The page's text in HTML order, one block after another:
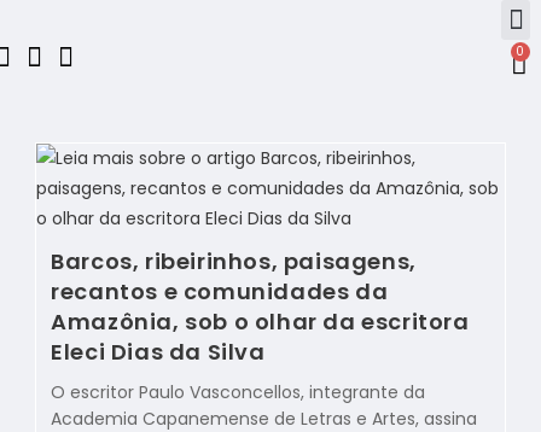
0
Barcos, ribeirinhos, paisagens,
recantos e comunidades da
Amazônia, sob o olhar da escritora
Eleci Dias da Silva
O escritor Paulo Vasconcellos, integrante da
Academia Capanemense de Letras e Artes, assina